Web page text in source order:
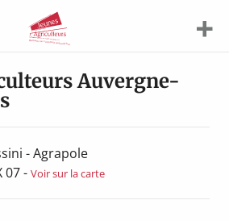
Auvergne-
- Agrapole
07- Voir sur la carte